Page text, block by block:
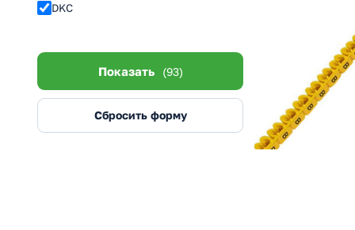
DKC
Показать (93)
Сбросить форму